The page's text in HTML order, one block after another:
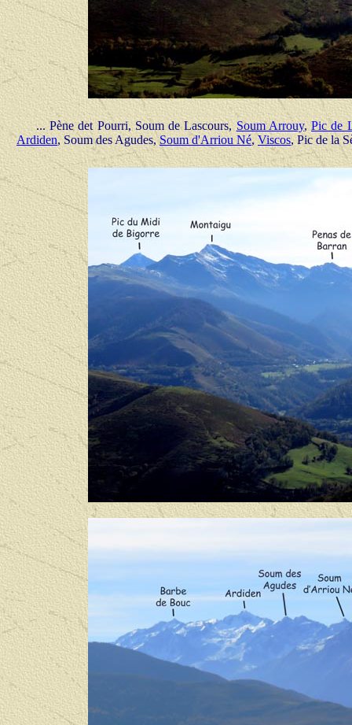
... Pène det Pourri, Soum de Lascours,Soum Arrouy,Pic de
Ardiden, Soum des Agudes,Soum d'Arriou Né,Viscos, Pic de la